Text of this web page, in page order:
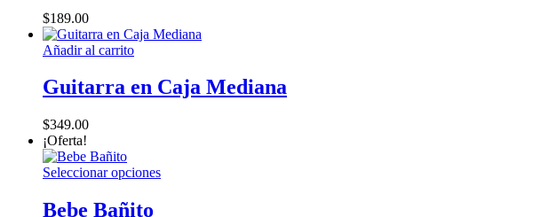
$189.00
Añadir al carrito
Guitarra en Caja Mediana
$349.00
¡Oferta!
Seleccionar opcionesEste
Bebe Bañito